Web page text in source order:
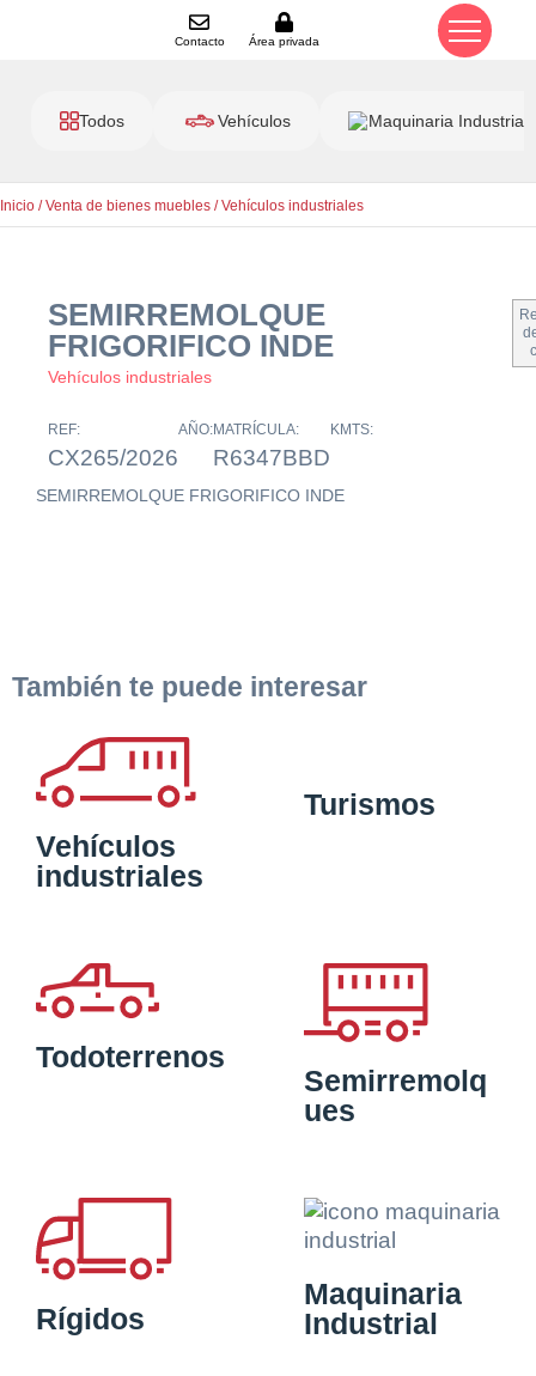
Contacto Área privada
Todos Vehículos Maquinaria Industrial
Inicio /Venta de bienes muebles /Vehículos industriales
SEMIRREMOLQUE
FRIGORIFICO INDE
Vehículos industriales
REF:
CX265/2026
AÑO:MATRÍCULA:
R6347BBD
KMTS:
SEMIRREMOLQUE FRIGORIFICO INDE
También te puede interesar
Vehículos
industriales
Turismos
Todoterrenos
Semirremolq
ues
Rígidos
Maquinaria
Industrial